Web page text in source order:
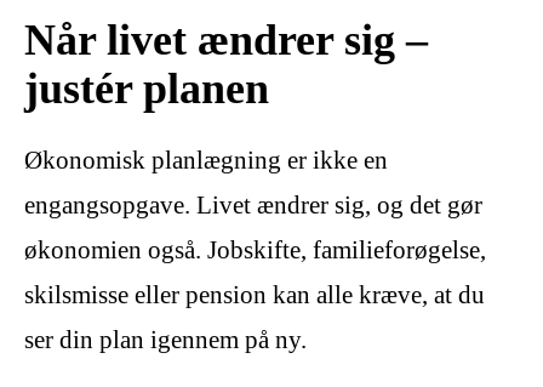
Når livet ændrer sig –
justér planen
Økonomisk planlægning er ikke en
engangsopgave. Livet ændrer sig, og det gør
økonomien også. Jobskifte, familieforøgelse,
skilsmisse eller pension kan alle kræve, at du
ser din plan igennem på ny.